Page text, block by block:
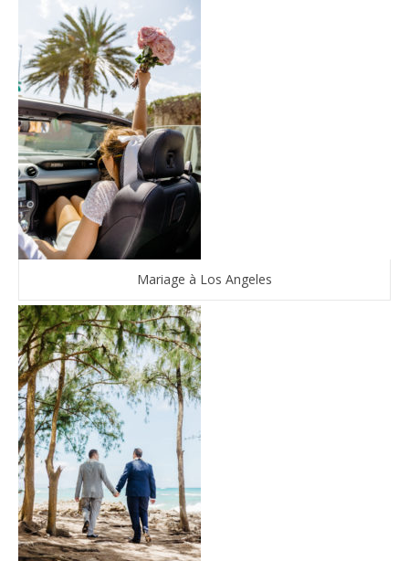
Mariage à Los Angeles